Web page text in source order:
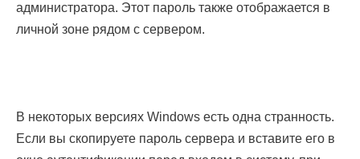
администратора. Этот пароль также отображается в
личной зоне рядом с сервером.
В некоторых версиях Windows есть одна странность.
Если вы скопируете пароль сервера и вставите его в